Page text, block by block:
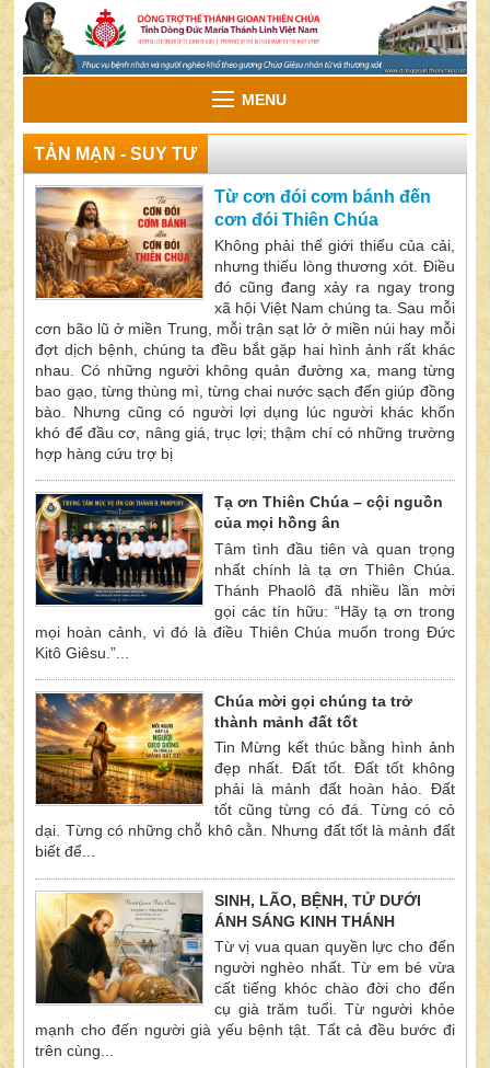
MENU
TẢN MẠN - SUY TƯ
Từ cơn đói cơm bánh đến
cơn đói Thiên Chúa
Không phải thế giới thiếu của cải,
nhưng thiếu lòng thương xót. Điều
đó cũng đang xảy ra ngay trong
xã hội Việt Nam chúng ta. Sau mỗi
cơn bão lũ ở miền Trung, mỗi trận sạt lở ở miền núi hay mỗi
đợt dịch bệnh, chúng ta đều bắt gặp hai hình ảnh rất khác
nhau. Có những người không quản đường xa, mang từng
bao gạo, từng thùng mì, từng chai nước sạch đến giúp đồng
bào. Nhưng cũng có người lợi dụng lúc người khác khốn
khó để đầu cơ, nâng giá, trục lợi; thậm chí có những trường
hợp hàng cứu trợ bị
Tạ ơn Thiên Chúa – cội nguồn
của mọi hồng ân
Tâm tình đầu tiên và quan trọng
nhất chính là tạ ơn Thiên Chúa.
Thánh Phaolô đã nhiều lần mời
gọi các tín hữu: “Hãy tạ ơn trong
mọi hoàn cảnh, vì đó là điều Thiên Chúa muốn trong Đức
Kitô Giêsu.”...
Chúa mời gọi chúng ta trở
thành mảnh đất tốt
Tin Mừng kết thúc bằng hình ảnh
đẹp nhất. Đất tốt. Đất tốt không
phải là mảnh đất hoàn hảo. Đất
tốt cũng từng có đá. Từng có cỏ
dại. Từng có những chỗ khô cằn. Nhưng đất tốt là mảnh đất
biết để...
SINH, LÃO, BỆNH, TỬ DƯỚI
ÁNH SÁNG KINH THÁNH
Từ vị vua quan quyền lực cho đến
người nghèo nhất. Từ em bé vừa
cất tiếng khóc chào đời cho đến
cụ già trăm tuổi. Từ người khỏe
mạnh cho đến người già yếu bệnh tật. Tất cả đều bước đi
trên cùng...